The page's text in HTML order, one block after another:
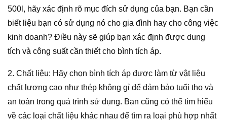
500l, hãy xác định rõ mục đích sử dụng của bạn. Bạn cần
biết liệu bạn có sử dụng nó cho gia đình hay cho công việc
kinh doanh? Điều này sẽ giúp bạn xác định được dung
tích và công suất cần thiết cho bình tích áp.
2. Chất liệu: Hãy chọn bình tích áp được làm từ vật liệu
chất lượng cao như thép không gỉ để đảm bảo tuổi thọ và
an toàn trong quá trình sử dụng. Bạn cũng có thể tìm hiểu
về các loại chất liệu khác nhau để tìm ra loại phù hợp nhất